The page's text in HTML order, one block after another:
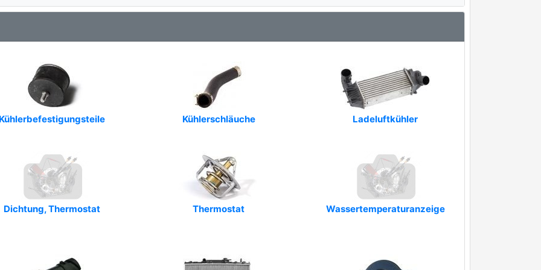
Kühlerbefestigungsteile Kühlerschläuche Ladeluftkühler
Dichtung, Thermostat Thermostat Wassertemperaturanzeige